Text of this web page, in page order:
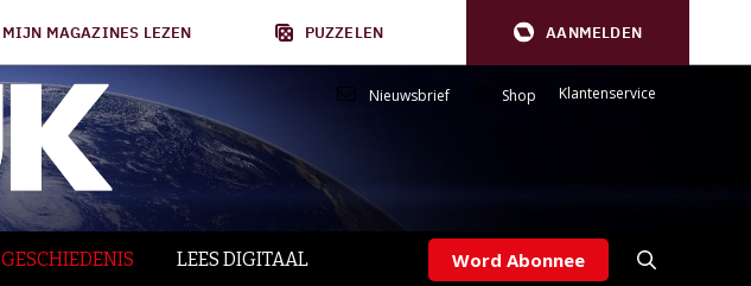
MIJN MAGAZINES LEZEN PUZZELEN AANMELDEN
Nieuwsbrief Shop Klantenservice
GESCHIEDENIS LEES DIGITAAL Word Abonnee